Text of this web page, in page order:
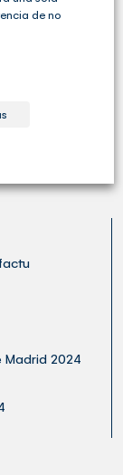
de
sino que
2024
de no